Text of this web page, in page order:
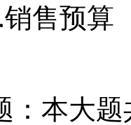
售预
：本大